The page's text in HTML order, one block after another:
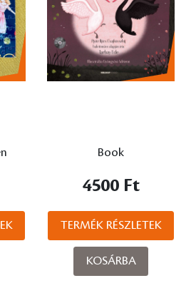
Book
4500 Ft
TERMÉK RÉSZLETEK
KOSÁRBA